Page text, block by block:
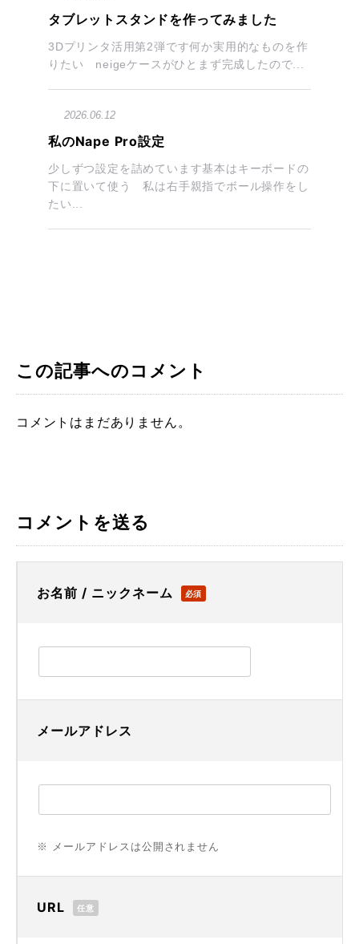
タブレットスタンドを作ってみました
3Dプリンタ活用第2弾です何か実用的なものを作
りたい neigeケースがひとまず完成したので...
2026.06.12
私のNape Pro設定
少しずつ設定を詰めています基本はキーボードの
下に置いて使う 私は右手親指でボール操作をし
たい...
この記事へのコメント
コメントはまだありません。
コメントを送る
お名前 / ニックネーム 必須
メールアドレス
※ メールアドレスは公開されません
URL 任意